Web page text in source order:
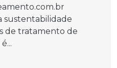
sustentabilidade
de tratamento de